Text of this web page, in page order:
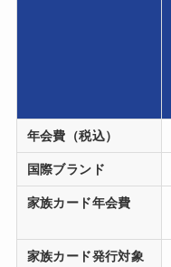
年会費（税込）
国際ブランド
家族カード年会費
家族カード発行対象